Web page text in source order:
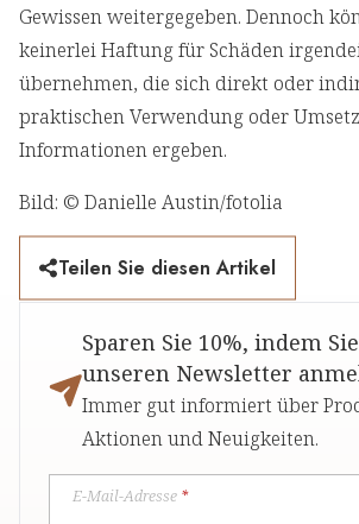
Gewissen weitergegeben. Dennoch
keinerlei Haftung für Schäden
übernehmen, die sich direkt oder
praktischen Verwendung oder
Informationen ergeben.
Bild: © Danielle Austin/fotolia
Teilen Sie diesen Artikel
Sparen Sie 10%, indem
unseren Newsletter
Immer gut informiert über
Aktionen und Neuigkeiten.
E-Mail-Adresse *